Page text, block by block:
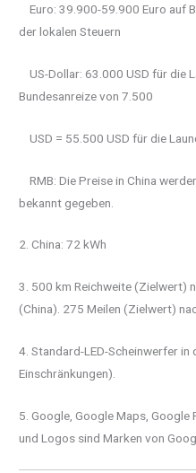
Euro: 39.900-59.900 Euro auf
der lokalen Steuern
US-Dollar: 63.000 USD für die
Bundesanreize von 7.500
USD = 55.500 USD für die
RMB: Die Preise in China
bekannt gegeben.
2. China: 72 kWh
3. 500 km Reichweite (Zielwert)
(China). 275 Meilen (Zielwert)
4. Standard-LED-Scheinwerfer in
Einschränkungen).
5. Google, Google Maps,
und Logos sind Marken von